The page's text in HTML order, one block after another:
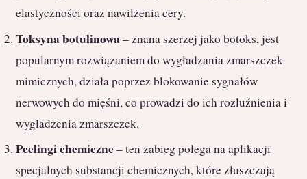
elastyczności oraz nawilżenia cery.
Toksyna botulinowa – znana szerzej jako botoks, jest
popularnym rozwiązaniem do wygładzania zmarszczek
mimicznych, działa poprzez blokowanie sygnałów
nerwowych do mięśni, co prowadzi do ich rozluźnienia i
wygładzenia zmarszczek.
Peelingi chemiczne– ten zabieg polega na aplikacji
specjalnych substancji chemicznych, które złuszczają